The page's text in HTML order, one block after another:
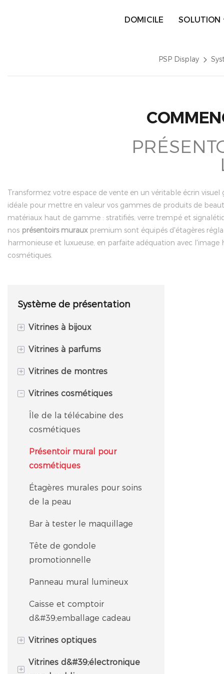
DOMICILE SOLUTION
PSP Display
Transformez votre espace de vente en un véritable écrin
idéale pour mettre en valeur vos gammes de produits de
matériaux haut de gamme : stratifiés, verre trempé et
nos présentoirs murauxpremium sont équipés d'étagères
harmonieuse et luxueuse, en parfaite adéquation avec
cosmétiques.
Système de présentation
+ Vitrines à bijoux
Vitrine îlot
Vitrine tour à bijoux
Vitrine de comptoir à bijoux
Vitrine d&#39;angle
Armoire à bijoux et coffre-fort
+ Vitrines à parfums
Vitrine à parfums
Présentoir mural à parfums
Étagère à parfums /
Présentoir
Barre de test / Barre de
parfum
Présentoir d&#39;extrémité
+ Vitrines de montres
Présentation du compteur de
Watch Island Showcase
Présentation de la Tour de
Guet
Vitrine à montres avec tiroir
surveillance
Coffre-fort/armoire de
rangement pour montres
- Vitrines cosmétiques
Île de la télécabine des
cosmétiques
Présentoir mural pour
cosmétiques
Étagères murales pour soins
de la peau
Bar à tester le maquillage
Tête de gondole
promotionnelle
Panneau mural lumineux
Caisse et comptoir
d&#39;emballage cadeau
+ Vitrines optiques
Panneau à lattes pour
+
Vitrines d&#39;électronique